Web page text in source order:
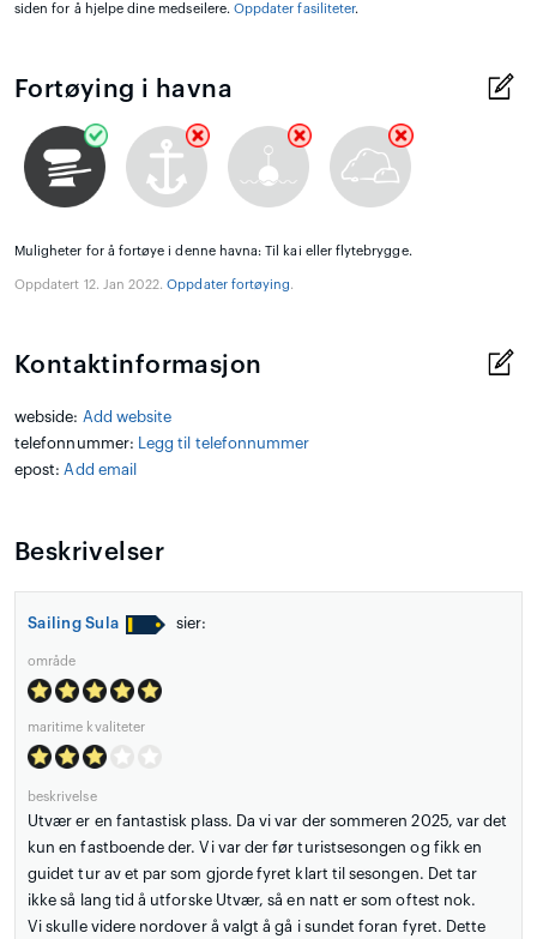
siden for å hjelpe dine medseilere. Oppdater fasiliteter.
Fortøying i havna
Muligheter for å fortøye i denne havna: Til kai eller flytebrygge.
Oppdatert 12. Jan 2022.Oppdater fortøying.
Kontaktinformasjon
webside: Add website
telefonnummer:
Legg til telefonnummer
epost: Add email
Beskrivelser
Sailing Sula sier:
område
maritime kvaliteter
beskrivelse
Utvær er en fantastisk plass. Da vi var der sommeren 2025, var det
kun en fastboende der. Vi var der før turistsesongen og fikk en
guidet tur av et par som gjorde fyret klart til sesongen. Det tar
ikke så lang tid å utforske Utvær, så en natt er som oftest nok.
Vi skulle videre nordover å valgt å gå i sundet foran fyret. Dette